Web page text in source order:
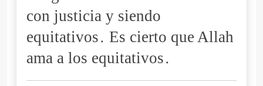
con justicia y siendo
equitativos. Es cierto que Allah
ama a los equitativos.